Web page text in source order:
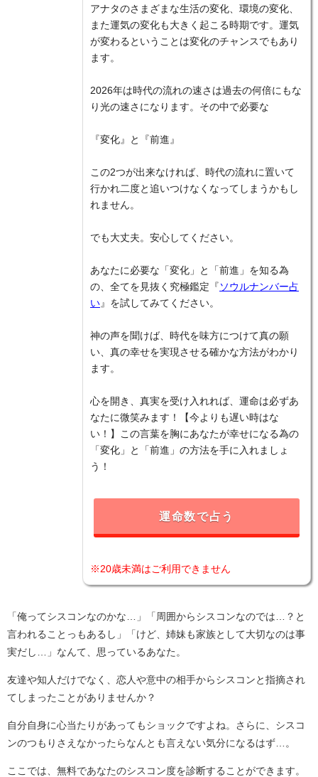
アナタのさまざまな生活の変化、環境の変化、
また運気の変化も大きく起こる時期です。運気
が変わるということは変化のチャンスでもあり
ます。
2026年は時代の流れの速さは過去の何倍にもな
り光の速さになります。その中で必要な
『変化』と『前進』
この2つが出来なければ、時代の流れに置いて
行かれ二度と追いつけなくなってしまうかもし
れません。
でも大丈夫。安心してください。
あなたに必要な「変化」と「前進」を知る為
の、全てを見抜く究極鑑定『 ソウルナンバー占
い 』を試してみてください。
神の声を聞けば、時代を味方につけて真の願
い、真の幸せを実現させる確かな方法がわかり
ます。
心を開き、真実を受け入れれば、運命は必ずあ
なたに微笑みます！【今よりも遅い時はな
い！】この言葉を胸にあなたが幸せになる為の
「変化」と「前進」の方法を手に入れましょ
う！
運命数で占う
※20歳未満はご利用できません
「俺ってシスコンなのかな…」「周囲からシスコンなのでは…？と
言われることっもあるし」「けど、姉妹も家族として大切なのは事
実だし…」なんて、思っているあなた。
友達や知人だけでなく、恋人や意中の相手からシスコンと指摘され
てしまったことがありませんか？
自分自身に心当たりがあってもショックですよね。さらに、シスコ
ンのつもりさえなかったらなんとも言えない気分になるはず…。
ここでは、無料であなたのシスコン度を診断することができます。